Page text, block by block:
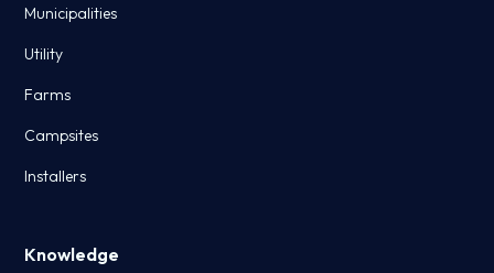
Municipalities
Utility
Farms
Campsites
Installers
Knowledge